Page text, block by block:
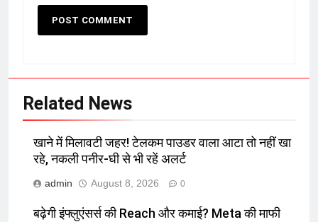
Related News
खाने में मिलावटी जहर! टेलकम पाउडर वाला आटा तो नहीं खा
रहे, नकली पनीर-घी से भी रहें अलर्ट
admin August 8, 2026 0
बढ़ेगी इंफ्लुएंसर्स की Reach और कमाई? Meta की माफी